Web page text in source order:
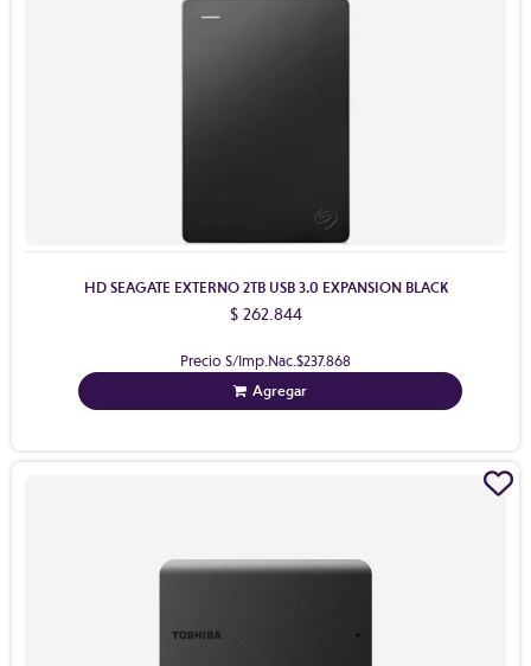
HD SEAGATE EXTERNO 2TB USB 3.0 EXPANSION BLACK
$ 262.844
Precio S/Imp.Nac.$237.868
Agregar